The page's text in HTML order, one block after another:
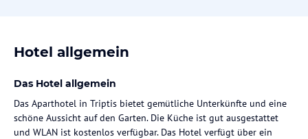
Hotel allgemein
Das Hotel allgemein
Das Aparthotel in Triptis bietet gemütliche Unterkünfte und eine
schöne Aussicht auf den Garten. Die Küche ist gut ausgestattet
und WLAN ist kostenlos verfügbar. Das Hotel verfügt über ein